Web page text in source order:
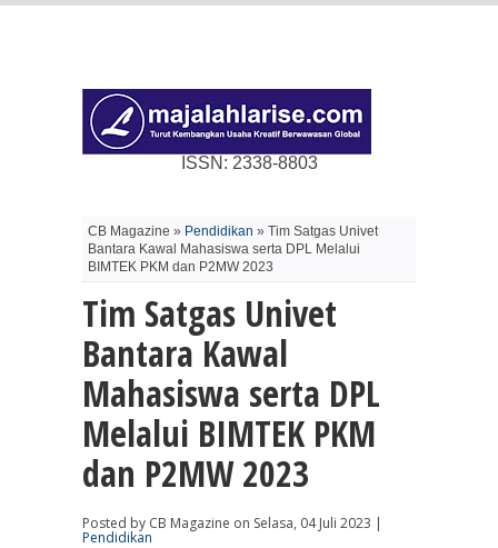
ISSN: 2338-8803
CB Magazine » Pendidikan » Tim Satgas Univet
Bantara Kawal Mahasiswa serta DPL Melalui
BIMTEK PKM dan P2MW 2023
Tim Satgas Univet
Bantara Kawal
Mahasiswa serta DPL
Melalui BIMTEK PKM
dan P2MW 2023
Posted by CB Magazine on Selasa, 04 Juli 2023 |
Pendidikan